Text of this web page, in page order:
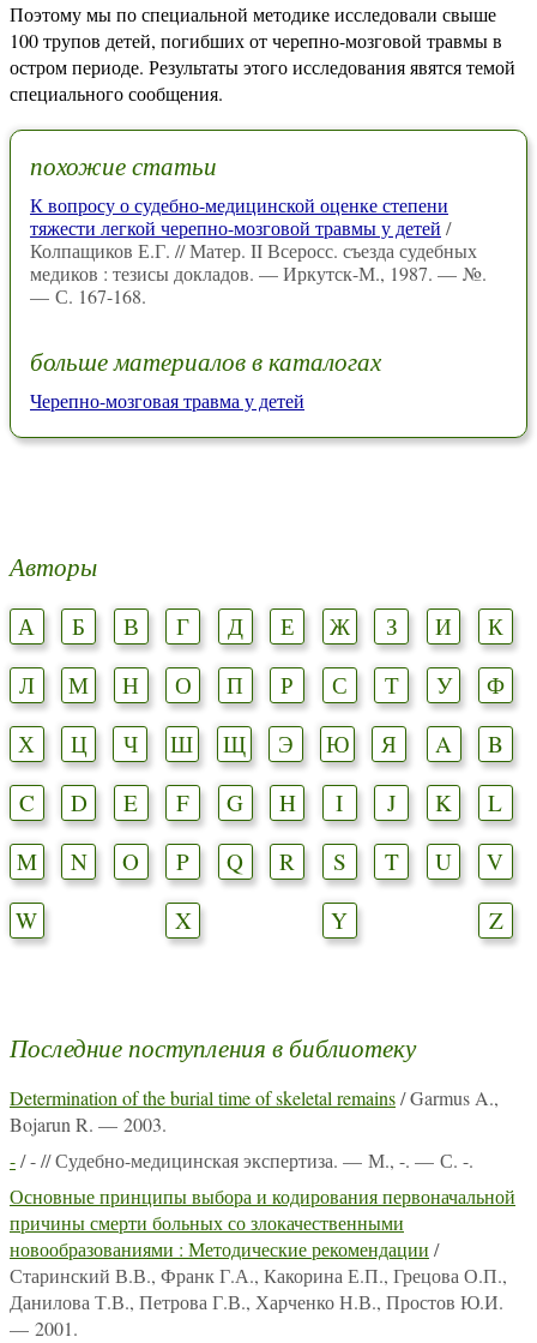
Поэтому мы по специальной методике исследовали свыше
100 трупов детей, погибших от черепно-мозговой травмы в
остром периоде. Результаты этого исследования явятся темой
специального сообщения.
похожие статьи
К вопросу о судебно-медицинской оценке степени
тяжести легкой черепно-мозговой травмы у детей /
Колпащиков Е.Г. // Матер. II Всеросс. съезда судебных
медиков : тезисы докладов. — Иркутск-М., 1987. — №.
— С. 167-168.
больше материалов в каталогах
Черепно-мозговая травма у детей
Авторы
А Б В Г Д Е Ж З И
К
Л
М Н О П Р С Т У
Ф
Х
Ц Ч Ш Щ Э Ю Я A
B
C
D E F G H I J K
L
M
N O P Q R S T U
V
W
X Y Z
Последние поступления в библиотеку
Determination of the burial time of skeletal remains/ Garmus A.,
Bojarun R. — 2003.
-/ - // Судебно-медицинская экспертиза. — М., -. — С. -.
Основные принципы выбора и кодирования первоначальной
причины смерти больных со злокачественными
новообразованиями : Методические рекомендации /
Старинский В.В., Франк Г.А., Какорина Е.П., Грецова О.П.,
Данилова Т.В., Петрова Г.В., Харченко Н.В., Простов Ю.И.
— 2001.